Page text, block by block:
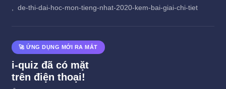
, de-thi-dai-hoc-mon-tieng-nhat-2020-kem-bai-giai-chi-tiet
🚀 ỨNG DỤNG MỚI RA MẮT
i-quiz đã có mặt
trên điện thoại!